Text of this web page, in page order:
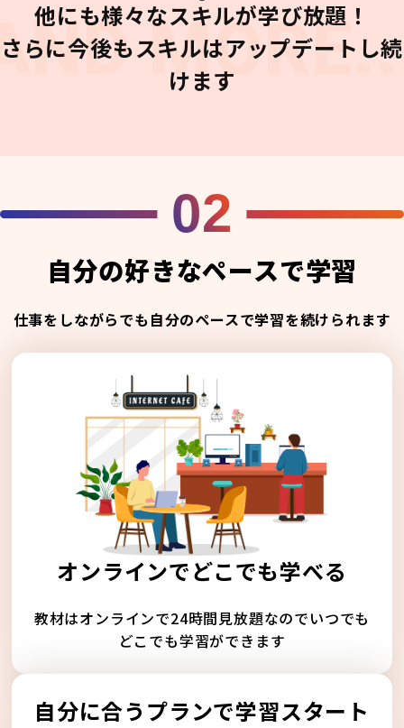
他にも様々なスキルが学び放題！
さらに今後もスキルはアップデートし続
けます
02
自分の好きなペースで学習
仕事をしながらでも自分のペースで学習を続けられます
オンラインでどこでも学べる
教材はオンラインで24時間見放題なのでいつでも
どこでも学習ができます
自分に合うプランで学習スタート